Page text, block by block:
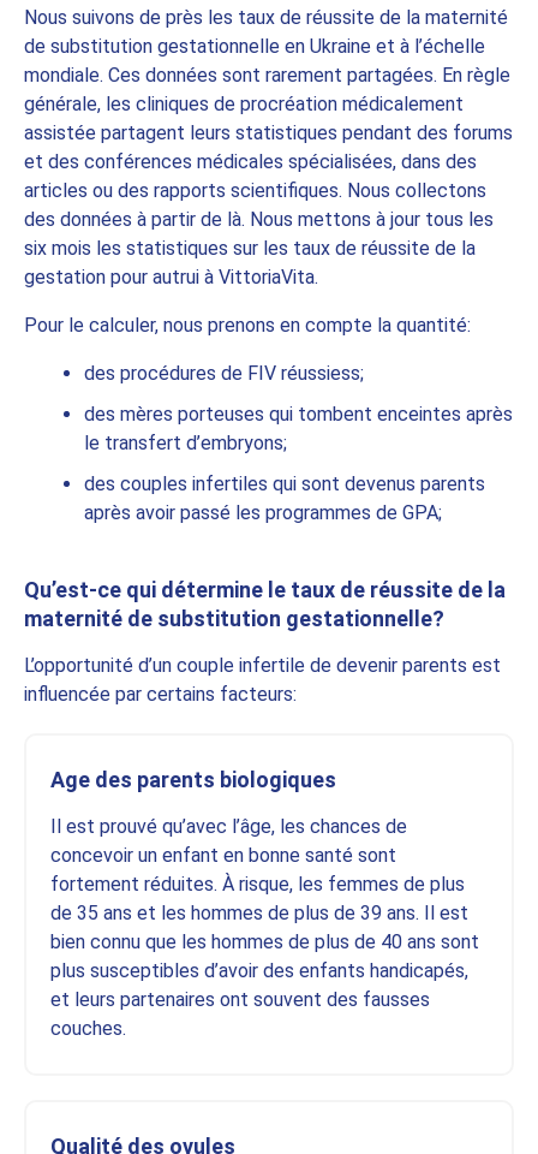
Nous suivons de près les taux de réussite de la maternité
de substitution gestationnelle en Ukraine et à l’échelle
mondiale. Ces données sont rarement partagées. En règle
générale, les cliniques de procréation médicalement
assistée partagent leurs statistiques pendant des forums
et des conférences médicales spécialisées, dans des
articles ou des rapports scientifiques. Nous collectons
des données à partir de là. Nous mettons à jour tous les
six mois les statistiques sur les taux de réussite de la
gestation pour autrui à VittoriaVita.
Pour le calculer, nous prenons en compte la quantité:
des procédures de FIV réussiess;
des mères porteuses qui tombent enceintes après
le transfert d’embryons;
des couples infertiles qui sont devenus parents
après avoir passé les programmes de GPA;
Qu’est-ce qui détermine le taux de réussite de la
maternité de substitution gestationnelle?
L’opportunité d’un couple infertile de devenir parents est
influencée par certains facteurs:
Age des parents biologiques
Il est prouvé qu’avec l’âge, les chances de
concevoir un enfant en bonne santé sont
fortement réduites. À risque, les femmes de plus
de 35 ans et les hommes de plus de 39 ans. Il est
bien connu que les hommes de plus de 40 ans sont
plus susceptibles d’avoir des enfants handicapés,
et leurs partenaires ont souvent des fausses
couches.
Qualité des ovules